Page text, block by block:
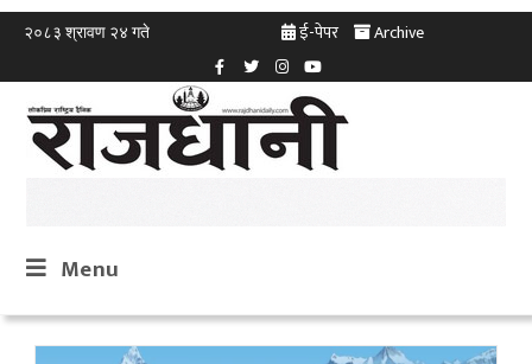
२०८३ श्रावण २४ गते ई-पेपर Archive
Menu